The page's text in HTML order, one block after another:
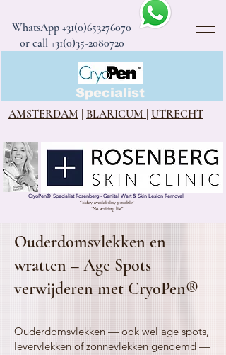
WhatsApp +31(0)653276070
or call +31(0)35-2080720
CryoPen®
Specialist
AMSTERDAM
BLARICUM UTRECHT
CryoPen® Specialist Rosenberg - Genital Wart & Skin Lesion Removel
“Today availability possible”
“No waiting list”
Ouderdomsvlekken en
wratten – Age Spots
verwijderen met CryoPen®
Ouderdomsvlekken — ook wel age spots,
levervlekken of zonnevlekken genoemd —